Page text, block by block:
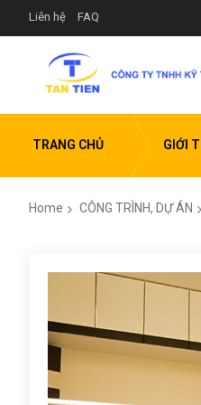
Liên hệ FAQ
TRANG CHỦ GIỚI
Home CÔNG TRÌNH, DỰ ÁN
images
gallery